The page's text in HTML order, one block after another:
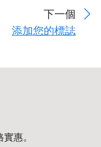
下一個
添加您的標誌
惠。